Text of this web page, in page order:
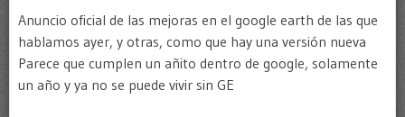
Anuncio oficial de las mejoras en el google earth de las que
hablamos ayer, y otras, como que hay una versión nueva
Parece que cumplen un añito dentro de google, solamente
un año y ya no se puede vivir sin GE